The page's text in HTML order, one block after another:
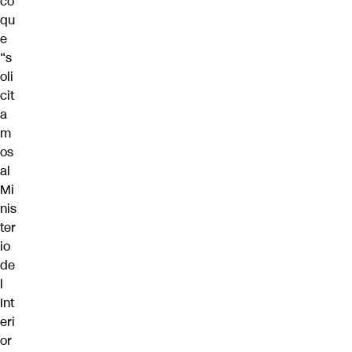
qu
e
“s
oli
cit
a
m
os
al
Mi
nis
ter
io
de
l
Int
eri
or